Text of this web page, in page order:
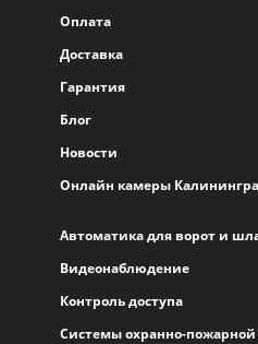
Оплата
Доставка
Гарантия
Блог
Новости
Онлайн камеры
Автоматика для ворот и
Видеонаблюдение
Контроль доступа
Системы охранно-